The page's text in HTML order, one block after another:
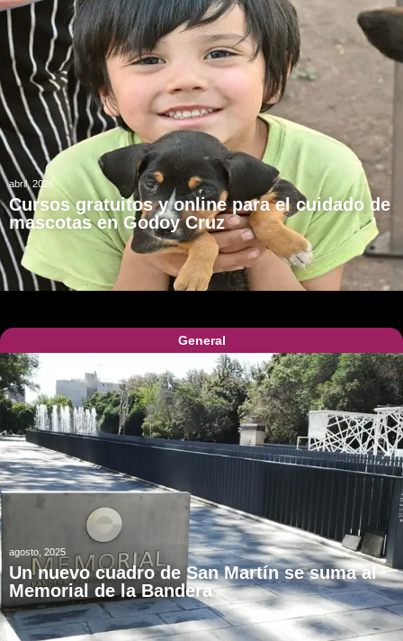
abril, 2026
Cursos gratuitos y online para el cuidado de
mascotas en Godoy Cruz
General
agosto, 2025
Un nuevo cuadro de San Martín se suma al
Memorial de la Bandera